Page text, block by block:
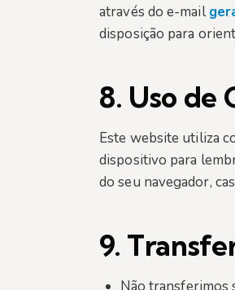
através do e-mail
disposição para
8. Uso de
Este website utiliza
dispositivo para
do seu navegador,
9.